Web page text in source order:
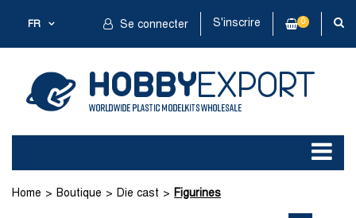
FR Se connecter S'inscrire 0
Home Boutique Die cast Figurines